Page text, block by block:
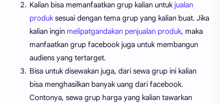
Kalian bisa memanfaatkan grup kalian untuk jualan
produk sesuai dengan tema grup yang kalian buat. Jika
kalian ingin melipatgandakan penjualan produk, maka
manfaatkan grup facebook juga untuk membangun
audiens yang tertarget.
Bisa untuk disewakan juga, dari sewa grup ini kalian
bisa menghasilkan banyak uang dari facebook.
Contonya, sewa grup harga yang kalian tawarkan